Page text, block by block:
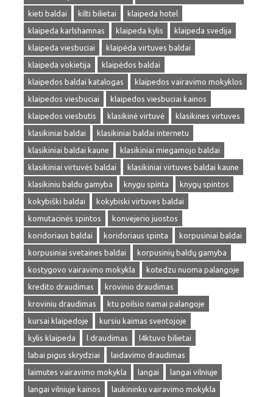
kieti baldai
kilti bilietai
klaipeda hotel
klaipeda karlshamnas
klaipeda kylis
klaipeda svedija
klaipeda viesbuciai
klaipėda virtuves baldai
klaipeda vokietija
klaipėdos baldai
klaipedos baldai katalogas
klaipedos vairavimo mokyklos
klaipedos viesbuciai
klaipedos viesbuciai kainos
klaipedos viesbutis
klasikinė virtuvė
klasikines virtuves
klasikiniai baldai
klasikiniai baldai internetu
klasikiniai baldai kaune
klasikiniai miegamojo baldai
klasikiniai virtuvės baldai
klasikiniai virtuves baldai kaune
klasikiniu baldu gamyba
knygu spinta
knygų spintos
kokybiški baldai
kokybiski virtuves baldai
komutacinės spintos
konvejerio juostos
koridoriaus baldai
koridoriaus spinta
korpusiniai baldai
korpusiniai svetaines baldai
korpusinių baldų gamyba
kostygovo vairavimo mokykla
kotedzu nuoma palangoje
kredito draudimas
krovinio draudimas
kroviniu draudimas
ktu poilsio namai palangoje
kursai klaipedoje
kursiu kaimas sventojoje
kylis klaipeda
l draudimas
l4ktuvo bilietai
labai pigus skrydziai
laidavimo draudimas
laimutes vairavimo mokykla
langai
langai vilniuje
langai vilniuje kainos
laukininku vairavimo mokykla